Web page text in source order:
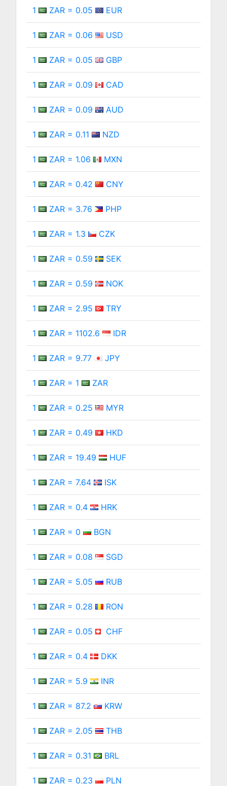
1 ZAR = 0.05 EUR
1 ZAR = 0.06 USD
1 ZAR = 0.05 GBP
1 ZAR = 0.09 CAD
1 ZAR = 0.09 AUD
1 ZAR = 0.11 NZD
1 ZAR = 1.06 MXN
1 ZAR = 0.42 CNY
1 ZAR = 3.76 PHP
1 ZAR = 1.3 CZK
1 ZAR = 0.59 SEK
1 ZAR = 0.59 NOK
1 ZAR = 2.95 TRY
1 ZAR = 1102.6 IDR
1 ZAR = 9.77 JPY
1 ZAR = 1 ZAR
1 ZAR = 0.25 MYR
1 ZAR = 0.49 HKD
1 ZAR = 19.49 HUF
1 ZAR = 7.64 ISK
1 ZAR = 0.4 HRK
1 ZAR = 0 BGN
1 ZAR = 0.08 SGD
1 ZAR = 5.05 RUB
1 ZAR = 0.28 RON
1 ZAR = 0.05 CHF
1 ZAR = 0.4 DKK
1 ZAR = 5.9 INR
1 ZAR = 87.2 KRW
1 ZAR = 2.05 THB
1 ZAR = 0.31 BRL
1 ZAR = 0.23 PLN